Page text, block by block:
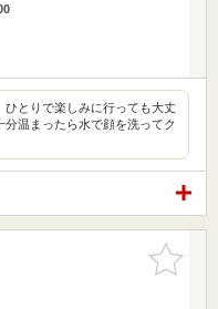
とりで楽しみに行っても大丈
温まったら水で顔を洗ってク
お気に入
りに追加